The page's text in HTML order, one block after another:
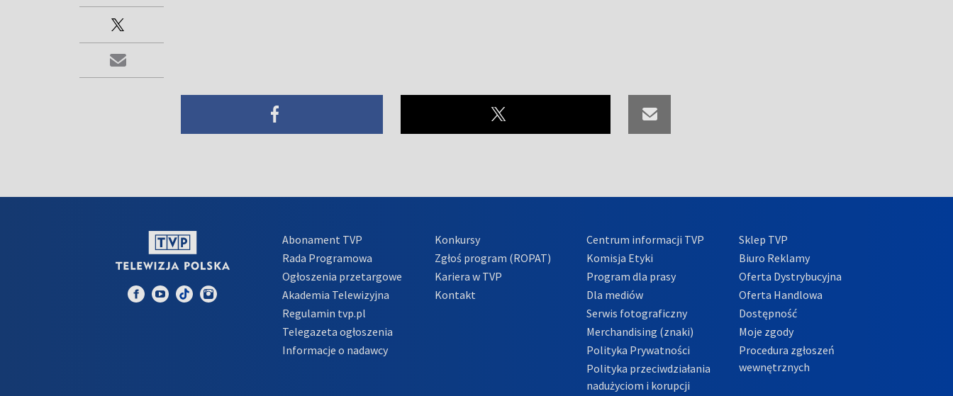
Abonament TVP
Rada Programowa
Ogłoszenia przetargowe
Akademia Telewizyjna
Regulamin tvp.pl
Telegazeta ogłoszenia
Informacje o nadawcy
Konkursy
Zgłoś program (ROPAT)
Kariera w TVP
Kontakt
Centrum informacji TVP
Komisja Etyki
Program dla prasy
Dla mediów
Serwis fotograficzny
Merchandising (znaki)
Polityka Prywatności
Polityka przeciwdziałania
nadużyciom i korupcji
Sklep TVP
Biuro Reklamy
Oferta Dystrybucyjna
Oferta Handlowa
Dostępność
Moje zgody
Procedura zgłoszeń
wewnętrznych